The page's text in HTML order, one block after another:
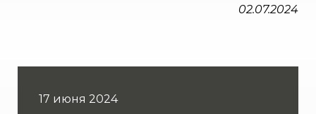
02.07.2024
17 июня 2024